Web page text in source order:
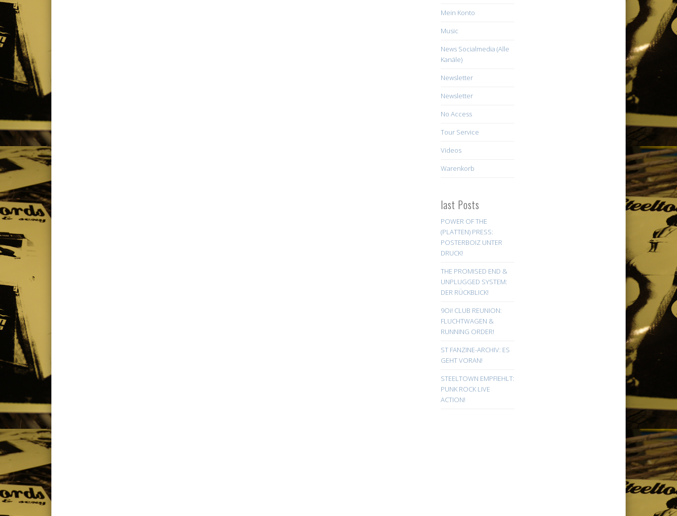
Mein Konto
Music
News Socialmedia (Alle
Kanäle)
Newsletter
Newsletter
No Access
Tour Service
Videos
Warenkorb
last Posts
POWER OF THE
(PLATTEN) PRESS:
POSTERBOIZ UNTER
DRUCK!
THE PROMISED END &
UNPLUGGED SYSTEM:
DER RÜCKBLICK!
9Oi! CLUB REUNION:
FLUCHTWAGEN &
RUNNING ORDER!
ST FANZINE-ARCHIV: ES
GEHT VORAN!
STEELTOWN EMPFIEHLT:
PUNK ROCK LIVE
ACTION!